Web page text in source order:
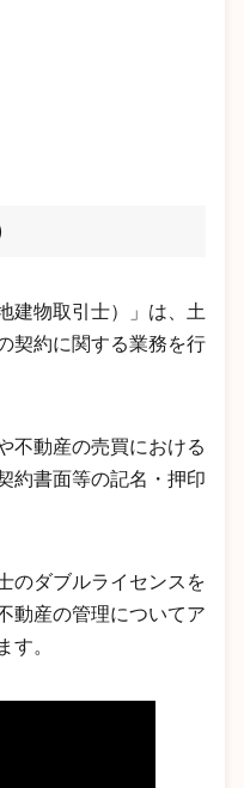
建物取引士）」は、土
契約に関する業務を行
不動産の売買における
約書面等の記名・押印
のダブルライセンスを
動産の管理についてア
す。